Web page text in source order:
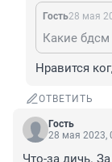
Гость28 мая
Нравится
ОТВЕТИТЬ
Гость
28 мая 2023,
Что-за дичь.